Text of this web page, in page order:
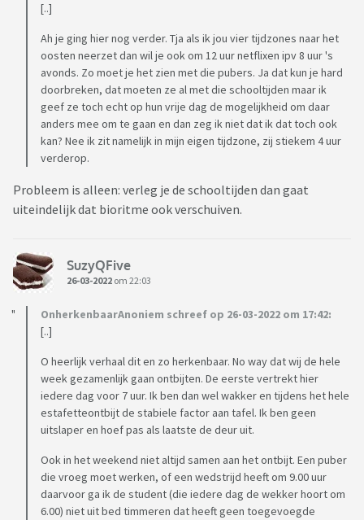
[..]
Ah je ging hier nog verder. Tja als ik jou vier tijdzones naar het
oosten neerzet dan wil je ook om 12 uur netflixen ipv 8 uur 's
avonds. Zo moet je het zien met die pubers. Ja dat kun je hard
doorbreken, dat moeten ze al met die schooltijden maar ik
geef ze toch echt op hun vrije dag de mogelijkheid om daar
anders mee om te gaan en dan zeg ik niet dat ik dat toch ook
kan? Nee ik zit namelijk in mijn eigen tijdzone, zij stiekem 4 uur
verderop.
Probleem is alleen: verleg je de schooltijden dan gaat
uiteindelijk dat bioritme ook verschuiven.
SuzyQFive
26-03-2022 om 22:03
OnherkenbaarAnoniem schreef op 26-03-2022 om 17:42:
[..]
O heerlijk verhaal dit en zo herkenbaar. No way dat wij de hele
week gezamenlijk gaan ontbijten. De eerste vertrekt hier
iedere dag voor 7 uur. Ik ben dan wel wakker en tijdens het hele
estafetteontbijt de stabiele factor aan tafel. Ik ben geen
uitslaper en hoef pas als laatste de deur uit.
Ook in het weekend niet altijd samen aan het ontbijt. Een puber
die vroeg moet werken, of een wedstrijd heeft om 9.00 uur
daarvoor ga ik de student (die iedere dag de wekker hoort om
6.00) niet uit bed timmeren dat heeft geen toegevoegde